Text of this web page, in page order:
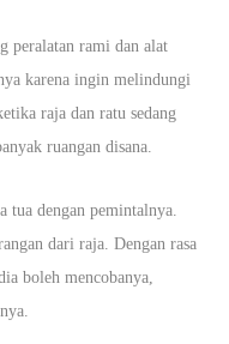
peralatan rami dan alat
karena ingin melindungi
raja dan ratu sedang
ruangan disana.
tua dengan pemintalnya.
dari raja. Dengan rasa
boleh mencobanya,